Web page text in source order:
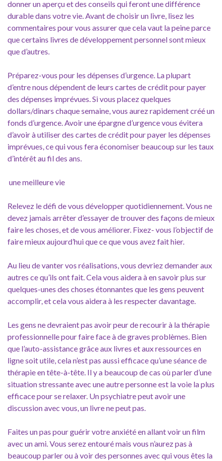
donner un aperçu et des conseils qui feront une différence
durable dans votre vie. Avant de choisir un livre, lisez les
commentaires pour vous assurer que cela vaut la peine parce
que certains livres de développement personnel sont mieux
que d’autres.
Préparez-vous pour les dépenses d’urgence. La plupart
d’entre nous dépendent de leurs cartes de crédit pour payer
des dépenses imprévues. Si vous placez quelques
dollars/dinars chaque semaine, vous aurez rapidement créé un
fonds d’urgence. Avoir une épargne d’urgence vous évitera
d’avoir à utiliser des cartes de crédit pour payer les dépenses
imprévues, ce qui vous fera économiser beaucoup sur les taux
d’intérêt au fil des ans.
une meilleure vie
Relevez le défi de vous développer quotidiennement. Vous ne
devez jamais arrêter d’essayer de trouver des façons de mieux
faire les choses, et de vous améliorer. Fixez- vous l’objectif de
faire mieux aujourd’hui que ce que vous avez fait hier.
Au lieu de vanter vos réalisations, vous devriez demander aux
autres ce qu’ils ont fait. Cela vous aidera à en savoir plus sur
quelques-unes des choses étonnantes que les gens peuvent
accomplir, et cela vous aidera à les respecter davantage.
Les gens ne devraient pas avoir peur de recourir à la thérapie
professionnelle pour faire face à de graves problèmes. Bien
que l’auto-assistance grâce aux livres et aux ressources en
ligne soit utile, cela n’est pas aussi efficace qu’une séance de
thérapie en tête-à-tête. Il y a beaucoup de cas où parler d’une
situation stressante avec une autre personne est la voie la plus
efficace pour se relaxer. Un psychiatre peut avoir une
discussion avec vous, un livre ne peut pas.
Faites un pas pour guérir votre anxiété en allant voir un film
avec un ami. Vous serez entouré mais vous n’aurez pas à
beaucoup parler ou à voir des personnes avec qui vous êtes la